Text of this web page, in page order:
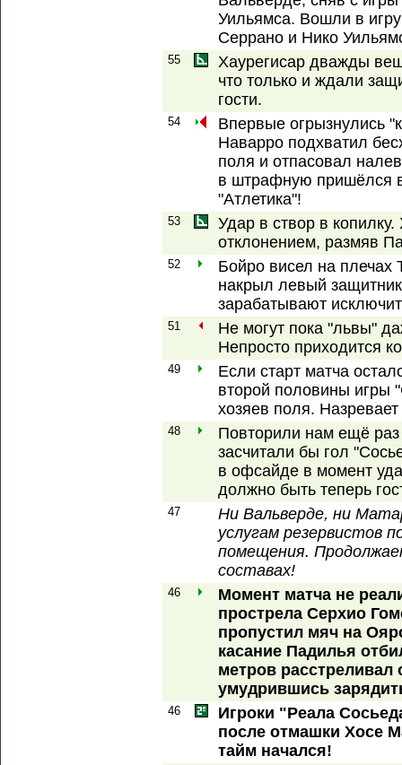
Уильямса. Вошли в
Серрано и Нико
55
Хаурегисар дважды
что только и ждали
гости.
54
Впервые огрызнулись
Наварро подхватил
поля и отпасовал
в штрафную пришёлся
"Атлетика"!
53
Удар в створ в
отклонением, размяв
52
Бойро висел на плечах
накрыл левый
зарабатывают
51
Не могут пока "львы"
Непросто приходится
49
Если старт матча
второй половины игры
хозяев поля.
48
Повторили нам ещё
засчитали бы гол
в офсайде в момент
должно быть теперь
47
Ни Вальверде, ни
услугам резервистов
помещения.
составах!
46
Момент матча не
прострела Серхио
пропустил мяч на
касание Падилья
метров расстреливал
умудрившись
46
Игроки "Реала
после отмашки Хосе
тайм начался!